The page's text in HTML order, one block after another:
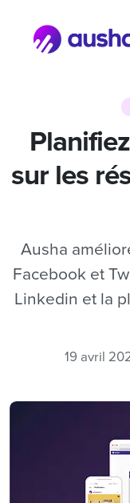
sur les
Ausha
Facebook et
Linkedin et la
19 avril